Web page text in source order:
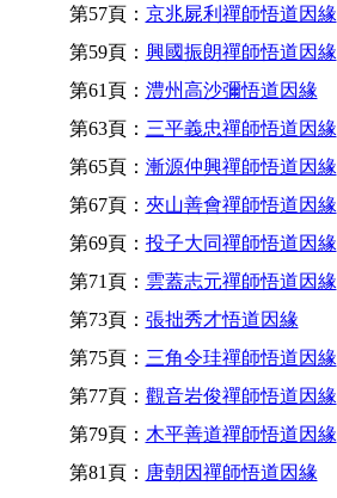
第57頁： 京兆屍利禪師悟道因緣
第59頁： 興國振朗禪師悟道因緣
第61頁： 澧州高沙彌悟道因緣
第63頁： 三平義忠禪師悟道因緣
第65頁： 漸源仲興禪師悟道因緣
第67頁： 夾山善會禪師悟道因緣
第69頁： 投子大同禪師悟道因緣
第71頁： 雲蓋志元禪師悟道因緣
第73頁： 張拙秀才悟道因緣
第75頁： 三角令珪禪師悟道因緣
第77頁： 觀音岩俊禪師悟道因緣
第79頁： 木平善道禪師悟道因緣
第81頁： 唐朝因禪師悟道因緣